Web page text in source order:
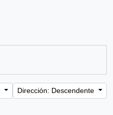
Dirección: Descendente